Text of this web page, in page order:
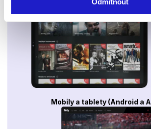
Mobily a tablety (Android a